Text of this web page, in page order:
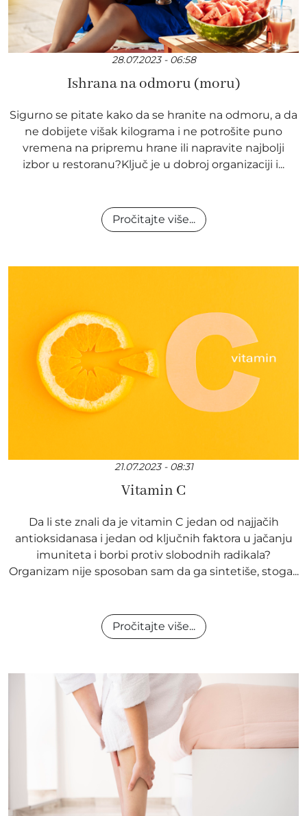
28.07.2023 - 06:58
Ishrana na odmoru (moru)
Sigurno se pitate kako da se hranite na odmoru, a da
ne dobijete višak kilograma i ne potrošite puno
vremena na pripremu hrane ili napravite najbolji
izbor u restoranu?Ključ je u dobroj organizaciji i...
Pročitajte više...
21.07.2023 - 08:31
Vitamin C
Da li ste znali da je vitamin C jedan od najjačih
antioksidanasa i jedan od ključnih faktora u jačanju
imuniteta i borbi protiv slobodnih radikala?
Organizam nije sposoban sam da ga sintetiše, stoga...
Pročitajte više...